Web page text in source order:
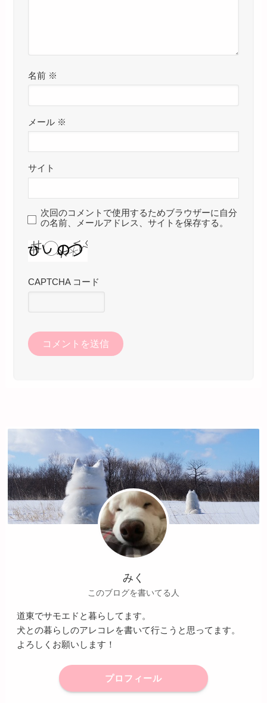
名前 ※
メール ※
サイト
次回のコメントで使用するためブラウザーに自分
の名前、メールアドレス、サイトを保存する。
CAPTCHA コード
みく
このブログを書いてる人
道東でサモエドと暮らしてます。
犬との暮らしのアレコレを書いて行こうと思ってます。
よろしくお願いします！
プロフィール